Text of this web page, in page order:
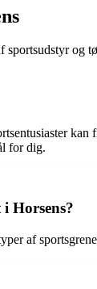
for dig.
Horsens?
af